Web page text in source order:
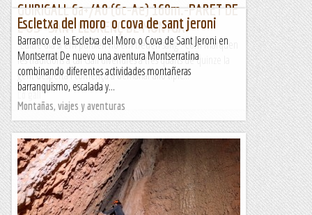
GUIRIGALL 6a+/A0 (6c-Ae) 160m.-PARET DE
L'OS- SANT LLORENÇ DE MONTGAI
L’altre dia si em punxen no em treuen sang . Com marquen
les tradicions a cal Gall divendres a tres quarts de quinze la
gent desperta i comença a demanar allò típic...
Lo gall
Escletxa del moro o cova de sant jeroni
Barranco de la Escletxa del Moro o Cova de Sant Jeroni en
Montserrat De nuevo una aventura Montserratina
combinando diferentes actividades montañeras
barranquismo, escalada y...
Montañas, viajes y aventuras